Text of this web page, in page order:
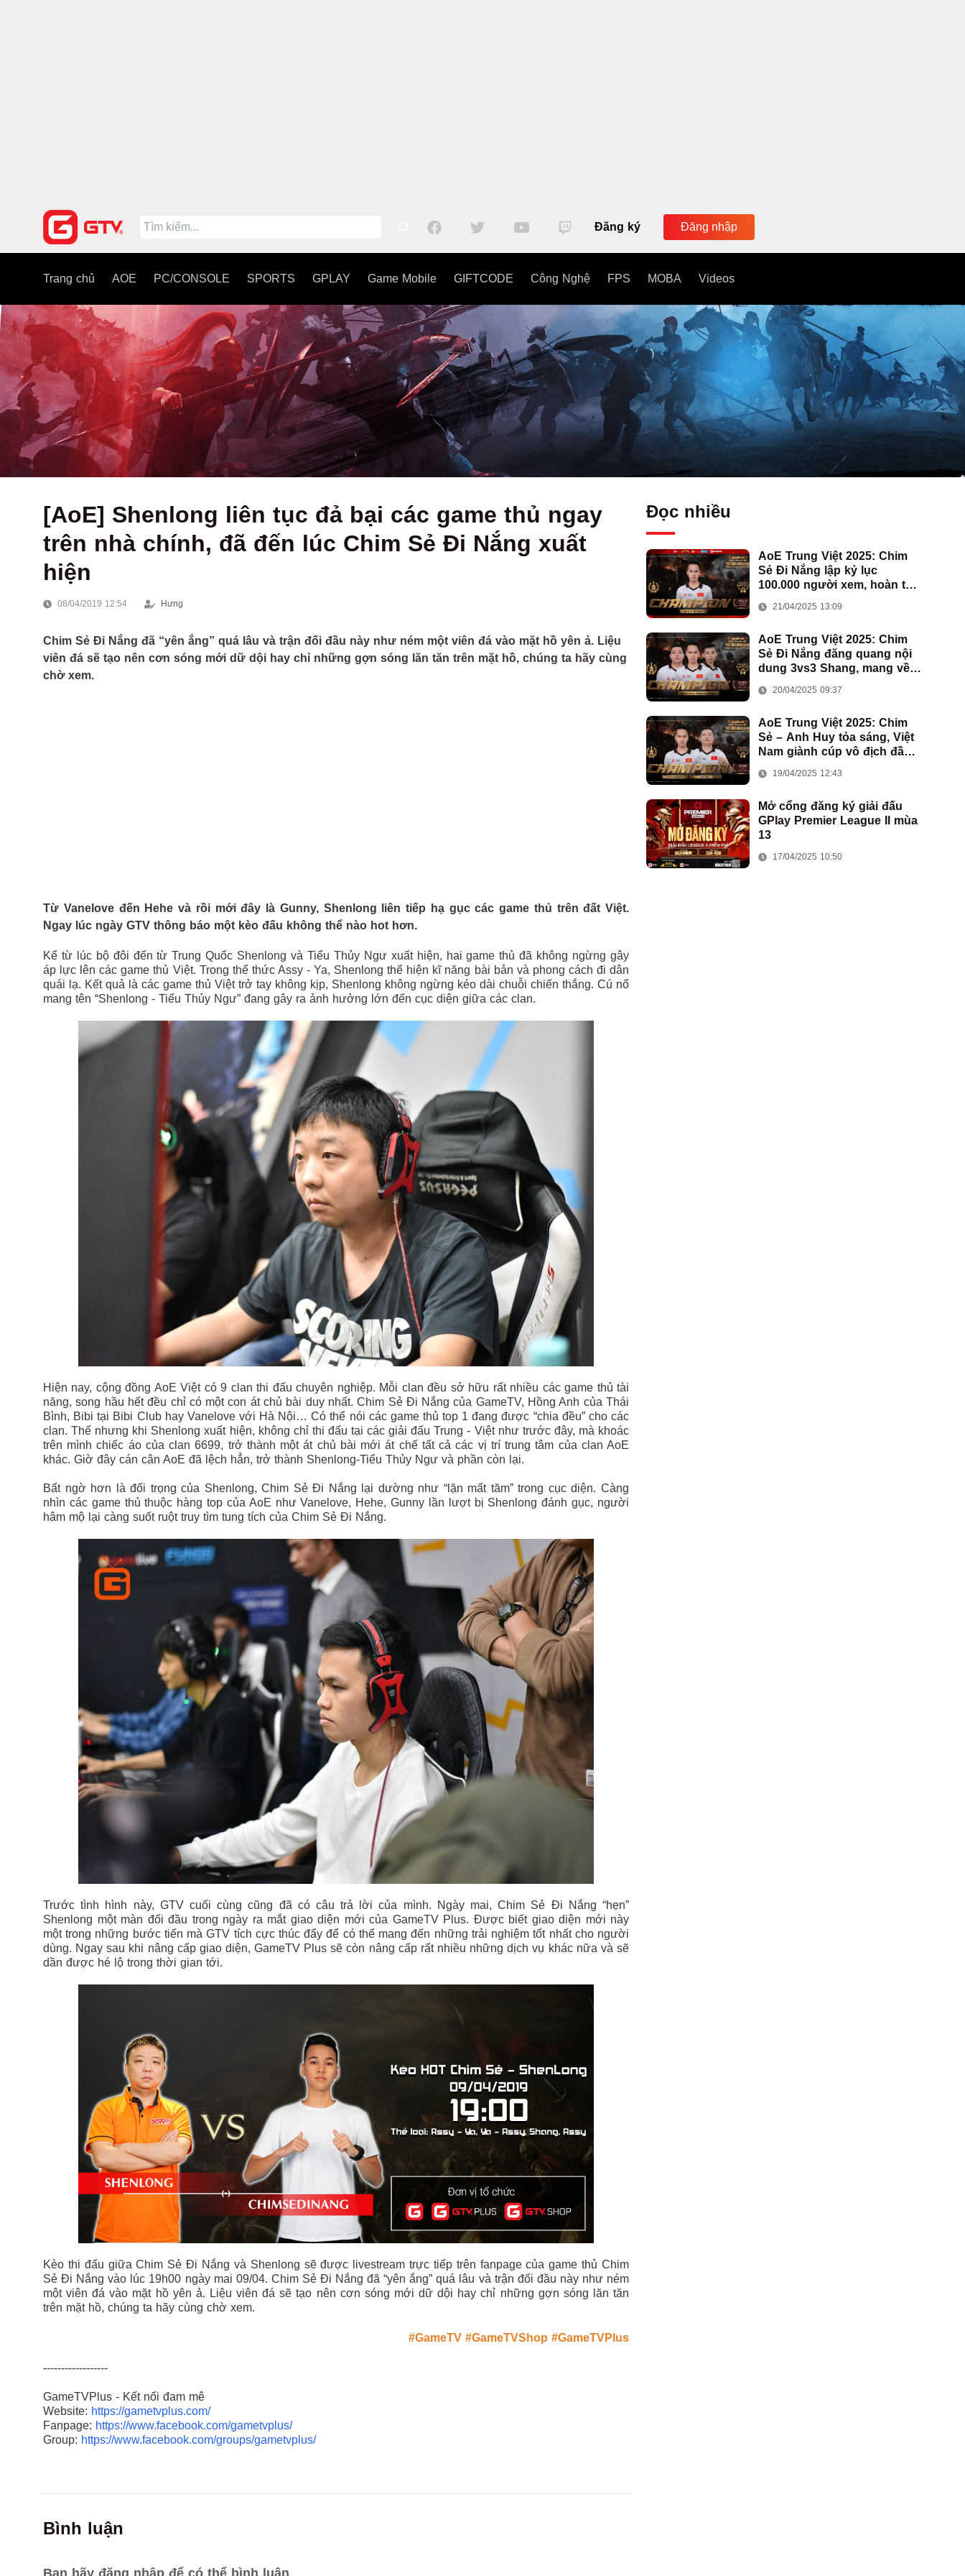
Đăng ký Đăng nhập
Trang chủ AOE PC/CONSOLE SPORTS GPLAY Game Mobile GIFTCODE Công Nghệ FPS MOBA Videos
[AoE] Shenlong liên tục đả bại các game thủ ngay
trên nhà chính, đã đến lúc Chim Sẻ Đi Nắng xuất
hiện
08/04/2019 12:54 Hưng
Chim Sẻ Đi Nắng đã “yên ắng” quá lâu và trận đối đầu này như ném một viên đá vào mặt hồ yên ả. Liệu
viên đá sẽ tạo nên cơn sóng mới dữ dội hay chỉ những gợn sóng lăn tăn trên mặt hồ, chúng ta hãy cùng
chờ xem.
Từ Vanelove đến Hehe và rồi mới đây là Gunny, Shenlong liên tiếp hạ gục các game thủ trên đất Việt.
Ngay lúc ngày GTV thông báo một kèo đấu không thể nào hot hơn.
Kể từ lúc bộ đôi đến từ Trung Quốc Shenlong và Tiểu Thủy Ngư xuất hiện, hai game thủ đã không ngừng gây
áp lực lên các game thủ Việt. Trong thể thức Assy - Ya, Shenlong thể hiện kĩ năng bài bản và phong cách đi dân
quái lạ. Kết quả là các game thủ Việt trở tay không kịp, Shenlong không ngừng kéo dài chuỗi chiến thắng. Cú nổ
mang tên “Shenlong - Tiểu Thủy Ngư” đang gây ra ảnh hưởng lớn đến cục diện giữa các clan.
Hiện nay, cộng đồng AoE Việt có 9 clan thi đấu chuyên nghiệp. Mỗi clan đều sở hữu rất nhiều các game thủ tài
năng, song hầu hết đều chỉ có một con át chủ bài duy nhất. Chim Sẻ Đi Nắng của GameTV, Hồng Anh của Thái
Bình, Bibi tại Bibi Club hay Vanelove với Hà Nội… Có thể nói các game thủ top 1 đang được “chia đều” cho các
clan. Thế nhưng khi Shenlong xuất hiện, không chỉ thi đấu tại các giải đấu Trung - Việt như trước đây, mà khoác
trên mình chiếc áo của clan 6699, trở thành một át chủ bài mới át chế tất cả các vị trí trung tâm của clan AoE
khác. Giờ đây cán cân AoE đã lệch hẳn, trở thành Shenlong-Tiểu Thủy Ngư và phần còn lại.
Bất ngờ hơn là đối trọng của Shenlong, Chim Sẻ Đi Nắng lại dường như “lặn mất tăm” trong cục diện. Càng
nhìn các game thủ thuộc hàng top của AoE như Vanelove, Hehe, Gunny lần lượt bị Shenlong đánh gục, người
hâm mộ lại càng suốt ruột truy tìm tung tích của Chim Sẻ Đi Nắng.
Trước tình hình này, GTV cuối cùng cũng đã có câu trả lời của mình. Ngày mai, Chim Sẻ Đi Nắng “hẹn”
Shenlong một màn đối đầu trong ngày ra mắt giao diện mới của GameTV Plus. Được biết giao diện mới này
một trong những bước tiến mà GTV tích cực thúc đẩy để có thể mang đến những trải nghiệm tốt nhất cho người
dùng. Ngay sau khi nâng cấp giao diện, GameTV Plus sẽ còn nâng cấp rất nhiều những dịch vụ khác nữa và sẽ
dần được hé lộ trong thời gian tới.
Kèo thi đấu giữa Chim Sẻ Đi Nắng và Shenlong sẽ được livestream trực tiếp trên fanpage của game thủ Chim
Sẻ Đi Nắng vào lúc 19h00 ngày mai 09/04. Chim Sẻ Đi Nắng đã “yên ắng” quá lâu và trận đối đầu này như ném
một viên đá vào mặt hồ yên ả. Liệu viên đá sẽ tạo nên cơn sóng mới dữ dội hay chỉ những gợn sóng lăn tăn
trên mặt hồ, chúng ta hãy cùng chờ xem.
#GameTV #GameTVShop #GameTVPlus
------------------
GameTVPlus - Kết nối đam mê
Website: https://gametvplus.com/
Fanpage: https://www.facebook.com/gametvplus/
Group: https://www.facebook.com/groups/gametvplus/
Bình luận
Bạn hãy đăng nhập để có thể bình luận
Đọc nhiều
AoE Trung Việt 2025: Chim
Sẻ Đi Nắng lập kỷ lục
100.000 người xem, hoàn tất
Việt Nam
21/04/2025 13:09
AoE Trung Việt 2025: Chim
Sẻ Đi Nắng đăng quang nội
dung 3vs3 Shang, mang về
đoàn AoE Việt Nam
20/04/2025 09:37
AoE Trung Việt 2025: Chim
Sẻ – Anh Huy tỏa sáng, Việt
Nam giành cúp vô địch đầu
19/04/2025 12:43
Mở cổng đăng ký giải đấu
GPlay Premier League II mùa
13
17/04/2025 10:50